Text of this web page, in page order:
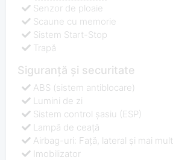
Senzor de ploaie
Scaune cu memorie
Sistem Start-Stop
Trapă
Siguranță și securitate
ABS (sistem antiblocare)
Lumini de zi
Sistem control şasiu (ESP)
Lampă de ceață
Airbag-uri: Față, lateral și mai mult
Imobilizator